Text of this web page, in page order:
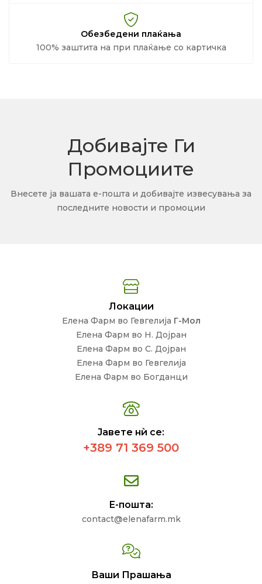
Обезбедени плаќања
100% заштита на при плаќање со картичка
Добивајте Ги
Промоциите
Внесете ја вашата е-пошта и добивајте извесувања за
последните новости и промоции
Локации
Елена Фарм во Гевгелија Г-Мол
Елена Фарм во Н. Дојран
Елена Фарм во С. Дојран
Елена Фарм во Гевгелија
Елена Фарм во Богданци
Јавете нѝ се:
+389 71 369 500
Е-пошта:
contact@elenafarm.mk
Ваши Прашања